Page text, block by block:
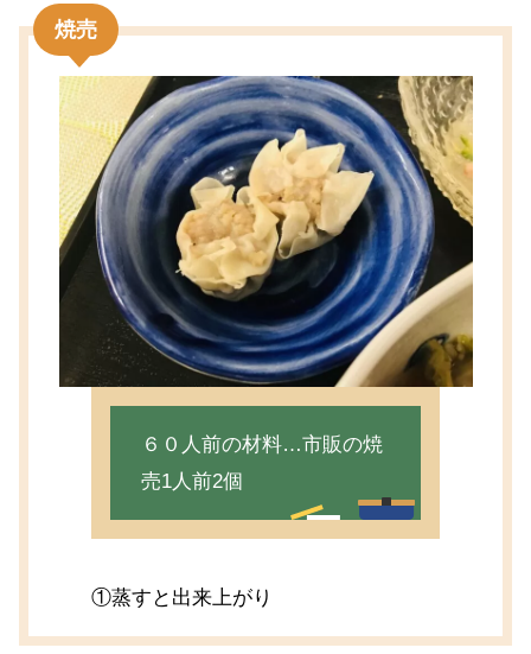
焼売
６０人前の材料…市販の焼
売1人前2個
①蒸すと出来上がり